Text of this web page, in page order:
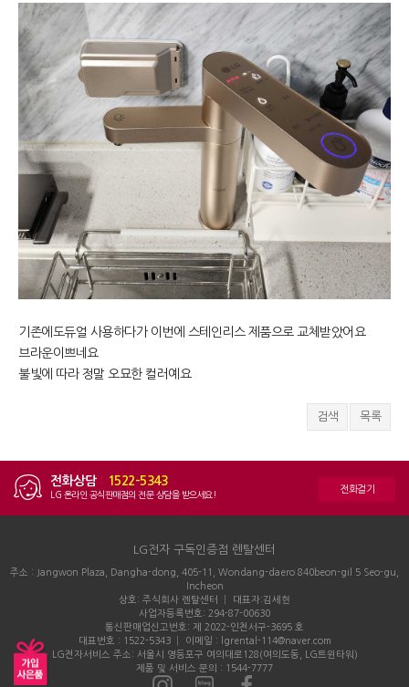
기존에도듀얼 사용하다가 이번에 스테인리스 제품으로 교체받았어요
브라운이쁘네요
불빛에 따라 정말 오묘한 컬러예요
검색 목록
전화상담 1522-5343
LG 온라인 공식판매점의 전문 상담을 받으세요! 전화걸기
LG전자 구독인증점 렌탈센터
주소 : Jangwon Plaza, Dangha-dong, 405-11, Wondang-daero 840beon-gil 5 Seo-gu,
Incheon
상호: 주식회사 렌탈센터 │ 대표자:김세현
사업자등록번호: 294-87-00630
통신판매업신고번호: 제 2022-인천서구-3695 호
대표번호 : 1522-5343 │ 이메일 : lgrental-114@naver.com
LG전자서비스 주소: 서울시 영등포구 여의대로128(여의도동, LG트윈타워)
제품 및 서비스 문의 : 1544-7777